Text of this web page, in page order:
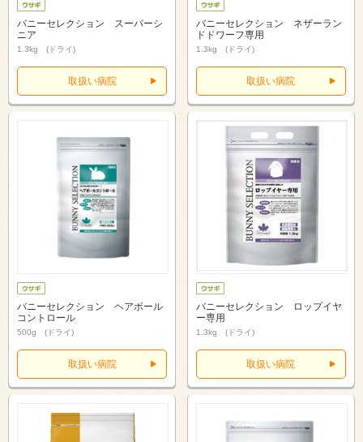
バニーセレクション スーパーシ
ニア
1.3kg (ドライ)
取扱い病院
バニーセレクション ネザーラン
ドドワーフ専用
1.3kg (ドライ)
取扱い病院
バニーセレクション ヘアボール
コントロール
500g (ドライ)
取扱い病院
バニーセレクション ロップイヤ
ー専用
1.3kg (ドライ)
取扱い病院